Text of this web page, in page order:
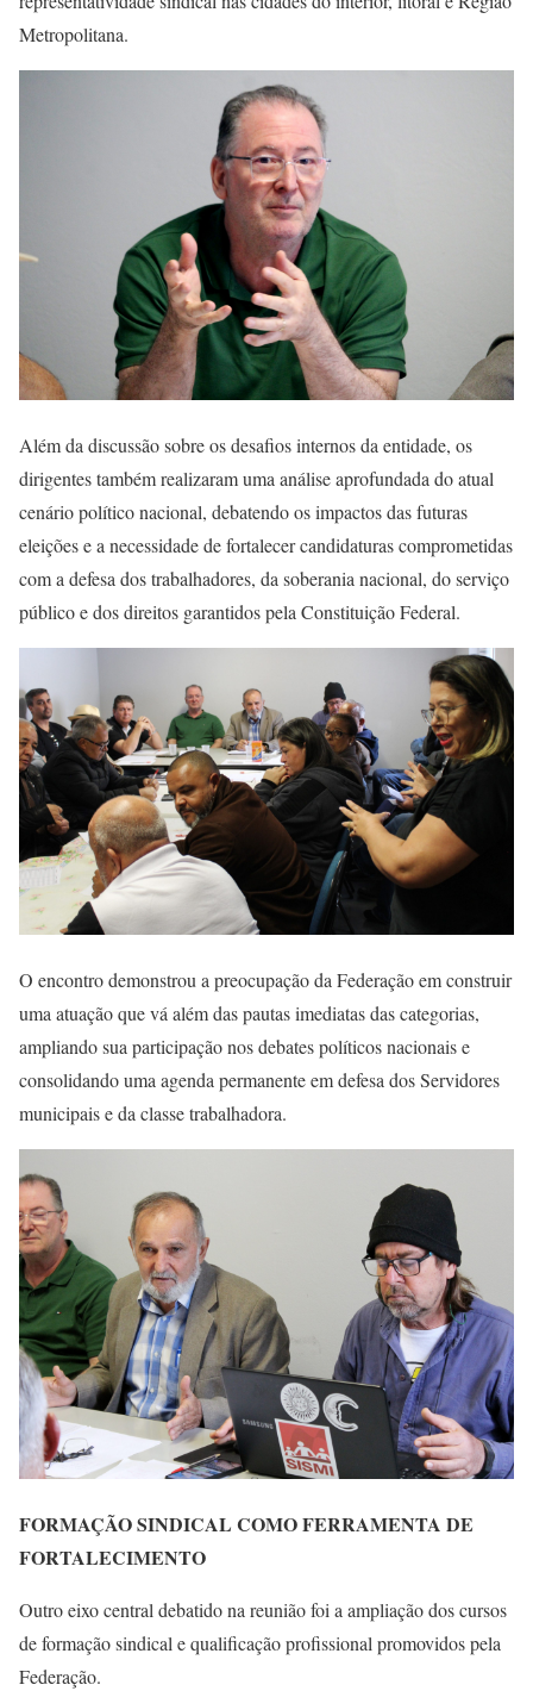
Metropolitana.
Além da discussão sobre os desafios internos da entidade, os
dirigentes também realizaram uma análise aprofundada do atual
cenário político nacional, debatendo os impactos das futuras
eleições e a necessidade de fortalecer candidaturas comprometidas
com a defesa dos trabalhadores, da soberania nacional, do serviço
público e dos direitos garantidos pela Constituição Federal.
O encontro demonstrou a preocupação da Federação em construir
uma atuação que vá além das pautas imediatas das categorias,
ampliando sua participação nos debates políticos nacionais e
consolidando uma agenda permanente em defesa dos Servidores
municipais e da classe trabalhadora.
FORMAÇÃO SINDICAL COMO FERRAMENTA DE
FORTALECIMENTO
Outro eixo central debatido na reunião foi a ampliação dos cursos
de formação sindical e qualificação profissional promovidos pela
Federação.